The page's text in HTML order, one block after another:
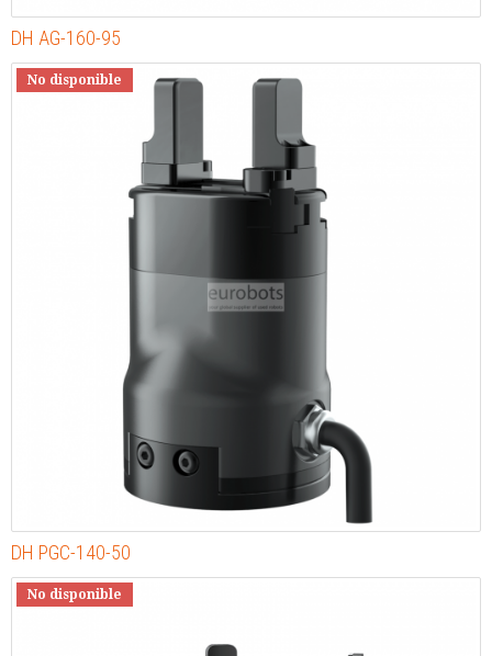
DH AG-160-95
No disponible
DH PGC-140-50
No disponible